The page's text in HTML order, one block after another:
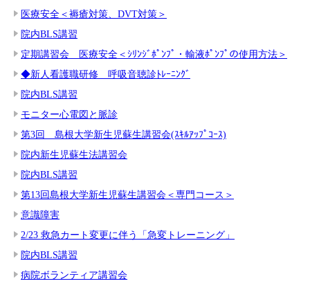
医療安全＜褥瘡対策、DVT対策＞
院内BLS講習
定期講習会 医療安全＜ｼﾘﾝｼﾞﾎﾟﾝﾌﾟ・輸液ﾎﾟﾝﾌﾟの使用方法＞
◆新人看護職研修 呼吸音聴診ﾄﾚｰﾆﾝｸﾞ
院内BLS講習
モニター心電図と脈診
第3回 島根大学新生児蘇生講習会(ｽｷﾙｱｯﾌﾟｺｰｽ)
院内新生児蘇生法講習会
院内BLS講習
第13回島根大学新生児蘇生講習会＜専門コース＞
意識障害
2/23 救急カート変更に伴う「急変トレーニング」
院内BLS講習
病院ボランティア講習会